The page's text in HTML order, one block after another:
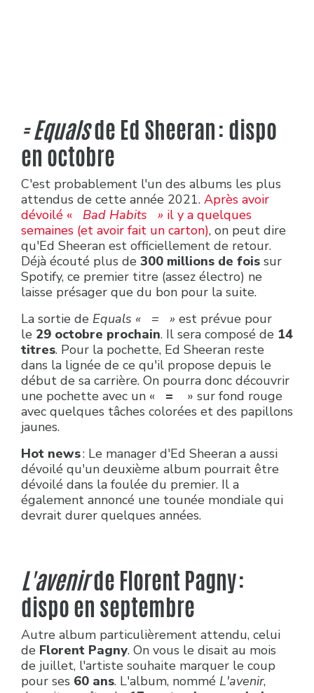
=EqualsdeEd Sheeran: dispo
en octobre
C'est probablement l'un des albums les plus
attendus de cette année 2021. Après avoir
dévoilé « Bad Habits » il y a quelques
semaines (et avoir fait un carton), on peut dire
qu'Ed Sheeran est officiellement de retour.
Déjà écouté plus de 300 millions de fois sur
Spotify, ce premier titre (assez électro) ne
laisse présager que du bon pour la suite.
La sortie de Equals « = » est prévue pour
le 29 octobre prochain. Il sera composé de 14
titres. Pour la pochette, Ed Sheeran reste
dans la lignée de ce qu'il propose depuis le
début de sa carrière. On pourra donc découvrir
une pochette avec un « =
» sur fond rouge
avec quelques tâches colorées et des papillons
jaunes.
Hot news: Le manager d'Ed Sheeran a aussi
dévoilé qu'un deuxième album pourrait être
dévoilé dans la foulée du premier. Il a
également annoncé une tounée mondiale qui
devrait durer quelques années.
L'avenirde Florent Pagny :
dispo en septembre
Autre album particulièrement attendu, celui
de Florent Pagny. On vous le disait au mois
de juillet, l'artiste souhaite marquer le coup
pour ses 60 ans. L'album, nommé L'avenir,